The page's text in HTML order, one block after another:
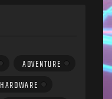
ADVENTURE
HARDWARE